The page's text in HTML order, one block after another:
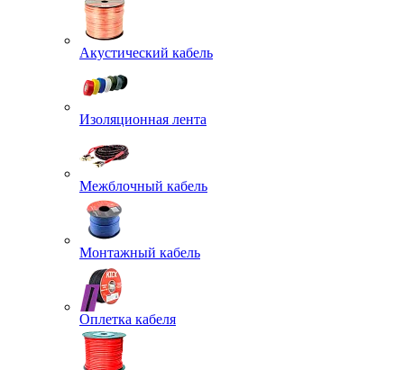
Акустический кабель
Изоляционная лента
Межблочный кабель
Монтажный кабель
Оплетка кабеля